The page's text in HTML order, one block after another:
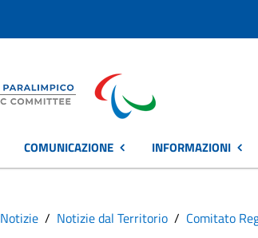
COMUNICAZIONE INFORMAZIONI
Notizie Notizie dal Territorio Comitato